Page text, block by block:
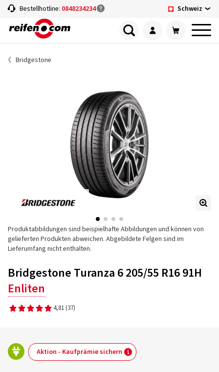
Bestellhotline: 0848234234 Schweiz
Bridgestone
Produktabbildungen sind beispielhafte Abbildungen und können von
gelieferten Produkten abweichen. Abgebildete Felgen sind im
Lieferumfang nicht enthalten.
Bridgestone Turanza 6 205/55 R16 91H
Enliten
4,81 (37)
Aktion - Kaufprämie sichern